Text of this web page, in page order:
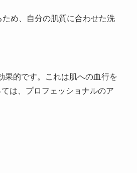
め、自分の肌質に合わせた洗
果的です。これは肌への血行を
は、プロフェッショナルのア